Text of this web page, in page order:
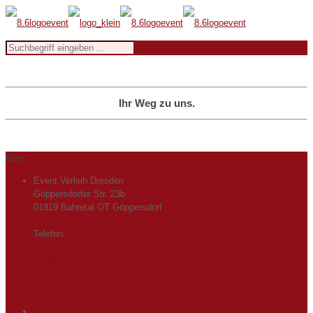
Ihr Weg zu uns.
Büro
Event Verleih Dresden
Göppersdorfer Str. 23b
01819 Bahretal OT Göppersdorf
Telefon: